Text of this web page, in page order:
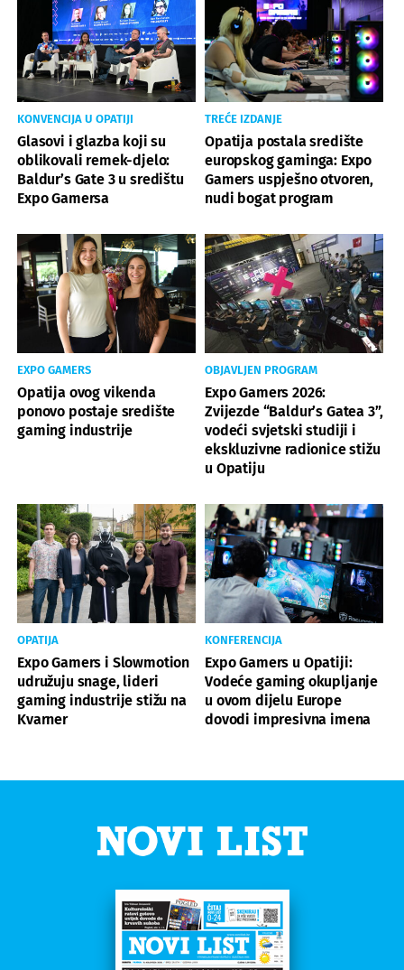
KONVENCIJA U OPATIJI
Glasovi i glazba koji su
oblikovali remek-djelo:
Baldur’s Gate 3 u središtu
Expo Gamersa
TREĆE IZDANJE
Opatija postala središte
europskog gaminga: Expo
Gamers uspješno otvoren,
nudi bogat program
EXPO GAMERS
Opatija ovog vikenda
ponovo postaje središte
gaming industrije
OBJAVLJEN PROGRAM
Expo Gamers 2026:
Zvijezde “Baldur’s Gatea 3”,
vodeći svjetski studiji i
ekskluzivne radionice stižu
u Opatiju
OPATIJA
Expo Gamers i Slowmotion
udružuju snage, lideri
gaming industrije stižu na
Kvarner
KONFERENCIJA
Expo Gamers u Opatiji:
Vodeće gaming okupljanje
u ovom dijelu Europe
dovodi impresivna imena